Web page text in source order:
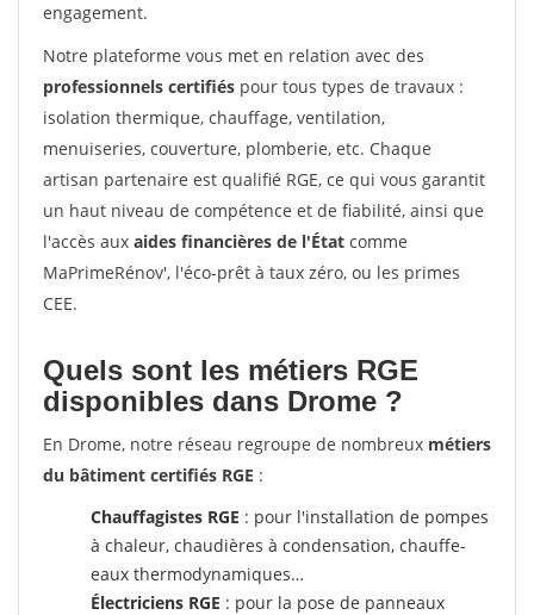
engagement.
Notre plateforme vous met en relation avec des
professionnels certifiés pour tous types de travaux :
isolation thermique, chauffage, ventilation,
menuiseries, couverture, plomberie, etc. Chaque
artisan partenaire est qualifié RGE, ce qui vous garantit
un haut niveau de compétence et de fiabilité, ainsi que
l'accès aux aides financières de l'État comme
MaPrimeRénov', l'éco-prêt à taux zéro, ou les primes
CEE.
Quels sont les métiers RGE
disponibles dans Drome ?
En Drome, notre réseau regroupe de nombreux métiers
du bâtiment certifiés RGE :
Chauffagistes RGE : pour l'installation de pompes
à chaleur, chaudières à condensation, chauffe-
eaux thermodynamiques…
Électriciens RGE : pour la pose de panneaux